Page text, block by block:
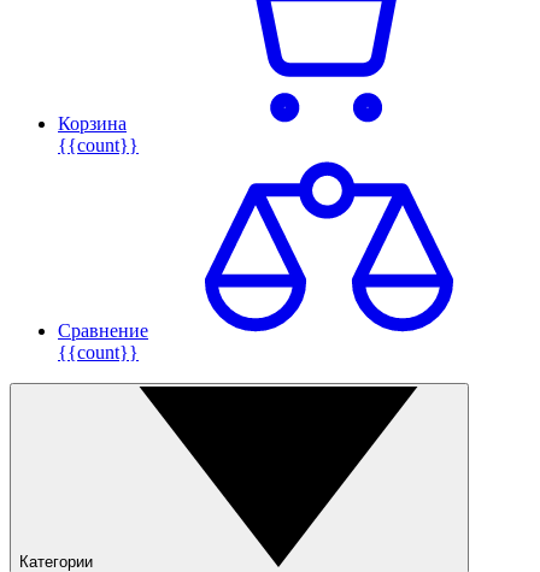
Корзина
{{count}}
Сравнение
{{count}}
Категории